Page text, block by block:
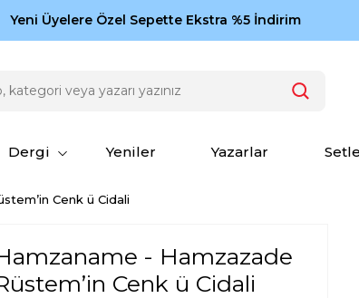
eserler Ketebe'de: Cengiz Aytmatov
Yeni Üyelere Özel Sepette Ekstra %5 İndirim
Dergi Yeniler Yazarlar
Cenk ü Cidali
- Hamzazade
Cenk ü Cidali